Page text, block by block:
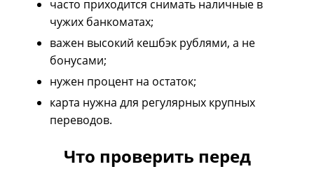
часто приходится снимать наличные в
чужих банкоматах;
важен высокий кешбэк рублями, а не
бонусами;
нужен процент на остаток;
карта нужна для регулярных крупных
переводов.
Что проверить перед